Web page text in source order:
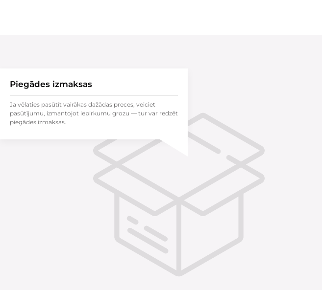
Piegādes izmaksas
Ja vēlaties pasūtīt vairākas dažādas preces, veiciet
pasūtījumu, izmantojot iepirkumu grozu — tur var redzēt
piegādes izmaksas.